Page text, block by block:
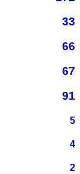
33
66
67
91
5
4
2